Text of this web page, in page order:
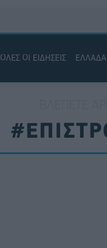
ΟΛΕΣ ΟΙ ΕΙΔΗΣΕΙΣ ΕΛΛΑΔΑ